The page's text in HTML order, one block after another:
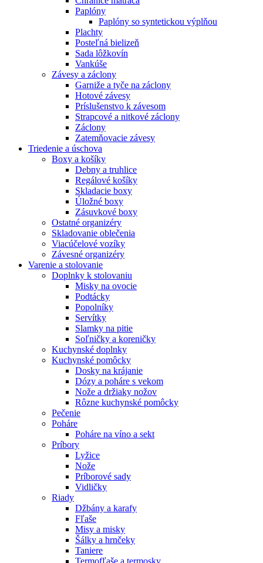
Paplóny
Paplóny so syntetickou výplňou
Plachty
Posteľná bielizeň
Sada lôžkovín
Vankúše
Závesy a záclony
Garniže a tyče na záclony
Hotové závesy
Príslušenstvo k závesom
Strapcové a nitkové záclony
Záclony
Zatemňovacie závesy
Triedenie a úschova
Boxy a košíky
Debny a truhlice
Regálové košíky
Skladacie boxy
Úložné boxy
Zásuvkové boxy
Ostatné organizéry
Skladovanie oblečenia
Viacúčelové vozíky
Závesné organizéry
Varenie a stolovanie
Doplnky k stolovaniu
Misky na ovocie
Podtácky
Popolníky
Servítky
Slamky na pitie
Soľničky a koreničky
Kuchynské doplnky
Kuchynské pomôcky
Dosky na krájanie
Dózy a poháre s vekom
Nože a držiaky nožov
Rôzne kuchynské pomôcky
Pečenie
Poháre
Poháre na víno a sekt
Príbory
Lyžice
Nože
Príborové sady
Vidličky
Riady
Džbány a karafy
Fľaše
Misy a misky
Šálky a hrnčeky
Taniere
Termofľaše a termosky